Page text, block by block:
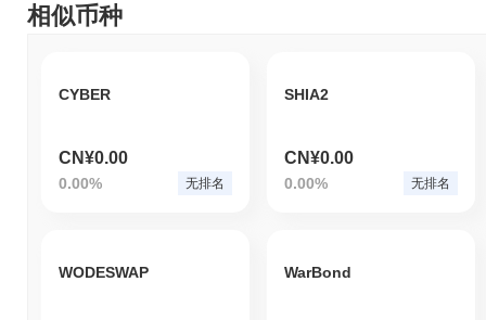
相似币种
CYBER
CN¥0.00
0.00% 无排名
SHIA2
CN¥0.00
0.00% 无排名
WODESWAP WarBond